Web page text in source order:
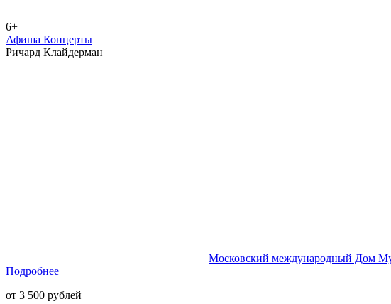
6+
Афиша Концерты
Ричард Клайдерман
Московский международный Дом
Подробнее
от 3 500 рублей